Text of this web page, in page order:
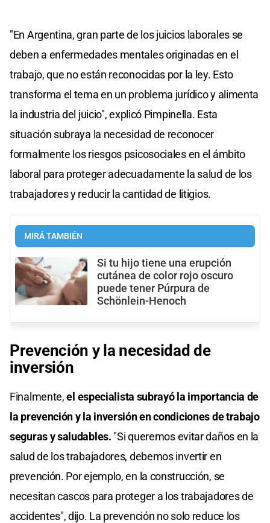
"En Argentina, gran parte de los juicios laborales se
deben a enfermedades mentales originadas en el
trabajo, que no están reconocidas por la ley. Esto
transforma el tema en un problema jurídico y alimenta
la industria del juicio", explicó Pimpinella. Esta
situación subraya la necesidad de reconocer
formalmente los riesgos psicosociales en el ámbito
laboral para proteger adecuadamente la salud de los
trabajadores y reducir la cantidad de litigios.
MIRÁ TAMBIÉN
Si tu hijo tiene una erupción
cutánea de color rojo oscuro
puede tener Púrpura de
Schönlein-Henoch
Prevención y la necesidad de
inversión
Finalmente,el especialista subrayó la importancia de
la prevención y la inversión en condiciones de trabajo
seguras y saludables. "Si queremos evitar daños en la
salud de los trabajadores, debemos invertir en
prevención. Por ejemplo, en la construcción, se
necesitan cascos para proteger a los trabajadores de
accidentes", dijo. La prevención no solo reduce los